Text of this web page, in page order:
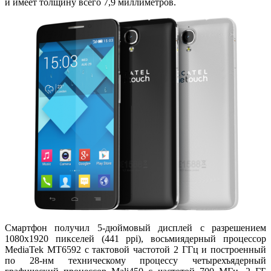
и имеет толщину всего 7,9 миллиметров.
Смартфон получил 5-дюймовый дисплей с разрешением
1080x1920 пикселей (441 ppi), восьмиядерный процессор
MediaTek MT6592 с тактовой частотой 2 ГГц и построенный
по 28-нм техническому процессу четырехъядерный